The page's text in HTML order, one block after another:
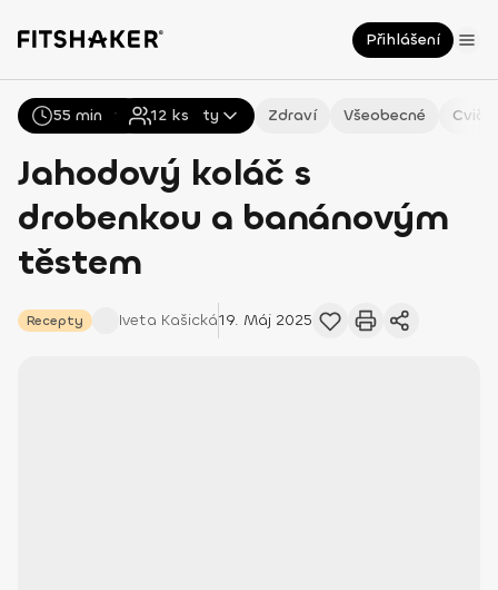
Přihlášení
Všechny Recepty Zdraví Všeobecné
Jahodový koláč s
drobenkou a banánovým
těstem
Recepty Iveta Kašická19. Máj 2025
55 min 12 ks